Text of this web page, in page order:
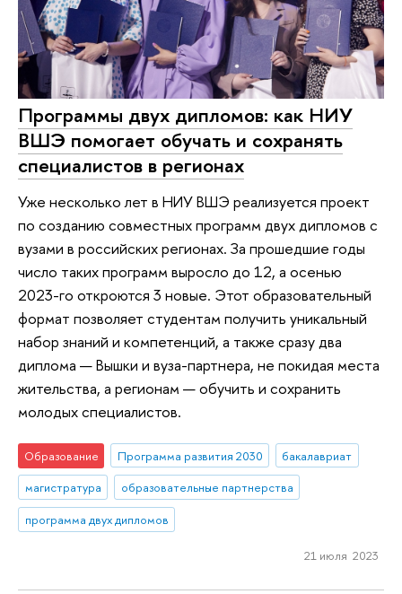
Программы двух дипломов: как НИУ
ВШЭ помогает обучать и сохранять
специалистов в регионах
Уже несколько лет в НИУ ВШЭ реализуется проект
по созданию совместных программ двух дипломов с
вузами в российских регионах. За прошедшие годы
число таких программ выросло до 12, а осенью
2023-го откроются 3 новые. Этот образовательный
формат позволяет студентам получить уникальный
набор знаний и компетенций, а также сразу два
диплома — Вышки и вуза-партнера, не покидая места
жительства, а регионам — обучить и сохранить
молодых специалистов.
Образование Программа развития 2030
бакалавриат
магистратура
образовательные партнерства
программа двух дипломов
21 июля 2023